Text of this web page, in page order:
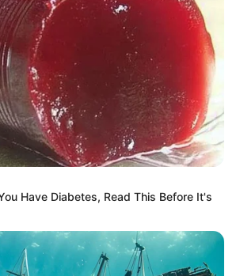
Have Diabetes, Read This Before It's